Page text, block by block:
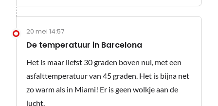
20 mei 14:57
De temperatuur in Barcelona
Het is maar liefst 30 graden boven nul, met een
asfalttemperatuur van 45 graden. Het is bijna net
zo warm als in Miami! Er is geen wolkje aan de
lucht.